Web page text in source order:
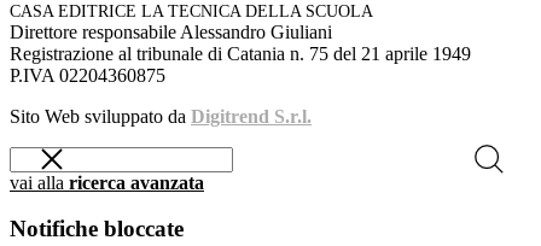
CASA EDITRICE LA TECNICA DELLA SCUOLA
Direttore responsabile Alessandro Giuliani
Registrazione al tribunale di Catania n. 75 del 21 aprile 1949
P.IVA 02204360875
Sito Web sviluppato da Digitrend S.r.l.
vai alla ricerca avanzata
Notifiche bloccate